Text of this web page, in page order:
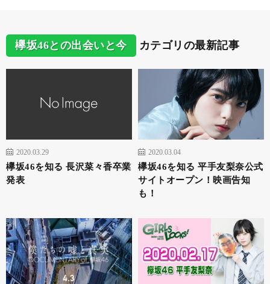
欅坂46との出会いと今 カテゴリの最新記事
2020.03.29
欅坂46を知る 長沢菜々香卒業
発表
2020.03.04
欅坂46を知る 平手友梨奈公式
サイトオープン！映画告知
も！